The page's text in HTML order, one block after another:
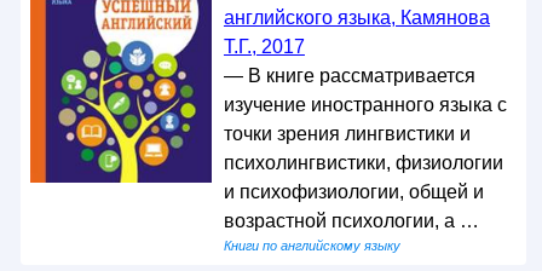
английского языка, Камянова
Т.Г., 2017
— В книге рассматривается
изучение иностранного языка с
точки зрения лингвистики и
психолингвистики, физиологии
и психофизиологии, общей и
возрастной психологии, а …
Книги по английскому языку